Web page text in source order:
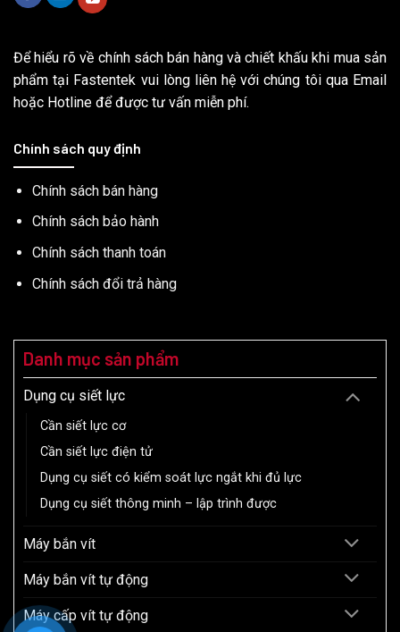
Để hiểu rõ về chính sách bán hàng và chiết khấu khi mua sản
phẩm tại Fastentek vui lòng liên hệ với chúng tôi qua Email
hoặc Hotline để được tư vấn miễn phí.
Chính sách quy định
Chính sách bán hàng
Chính sách bảo hành
Chính sách thanh toán
Chính sách đổi trả hàng
Danh mục sản phẩm
Dụng cụ siết lực
Cần siết lực cơ
Cần siết lực điện tử
Dụng cụ siết có kiểm soát lực ngắt khi đủ lực
Dụng cụ siết thông minh – lập trình được
Máy bắn vít
Máy bắn vít tự động
Máy cấp vít tự động